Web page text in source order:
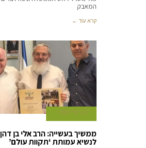
המאבק
קרא עוד ←
22 ביוני 2020
ממשיך בעשייה: הרב אלי בן
לנשיא עמותת ‘תקוות עולם’